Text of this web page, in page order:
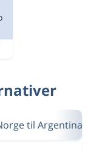
til Argentina